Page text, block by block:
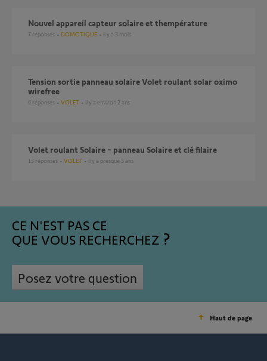
Nouvel appareil capteur solaire et thempérature
7 réponses DOMOTIQUE il y a 3 mois
Tension sortie panneau solaire Volet roulant solar oximo
wirefree
6 réponses VOLET il y a environ 2 ans
Volet roulant Solaire - panneau Solaire et clé filaire
13 réponses VOLET il y a presque 3 ans
CE N'EST PAS CE
QUE VOUS RECHERCHEZ
Posez votre question
Haut de page